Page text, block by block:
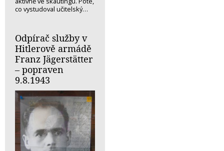
co vystudoval učitelský…
Odpírač služby v
Hitlerově armádě
Franz Jägerstätter
– popraven
9.8.1943